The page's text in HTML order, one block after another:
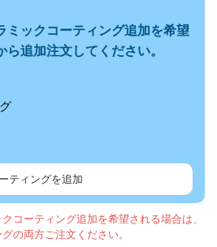
ミックコーティング追加を希望
追加注文してください。
ティングを追加
コーティング追加を希望される場合は、
の両方ご注文ください。